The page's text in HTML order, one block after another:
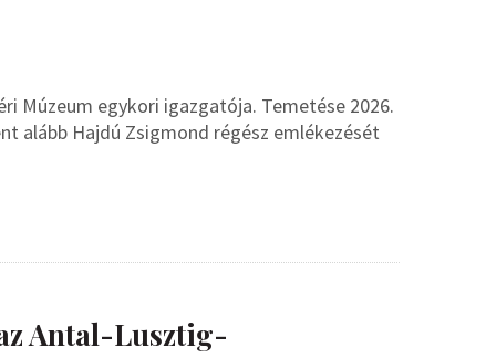
Múzeum egykori igazgatója. Temetése 2026.
alább Hajdú Zsigmond régész emlékezését
Antal-Lusztig-